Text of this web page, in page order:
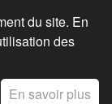
du site. En
des
En savoir plus